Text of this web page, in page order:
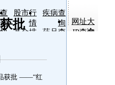
询
股市行
情
疾病查
询
网址大
全
基金排
药品查
IP查询
批
获批 ——“红